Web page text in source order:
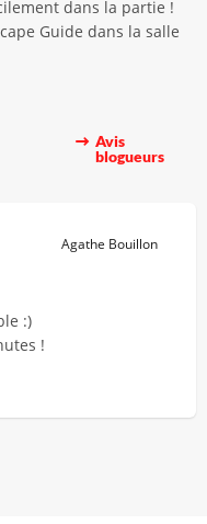
dans la partie !
Guide dans la salle
Avis
blogueurs
Agathe Bouillon
:)
!